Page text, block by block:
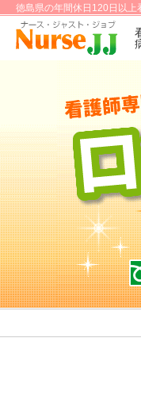
徳島県の年間休日120日以上